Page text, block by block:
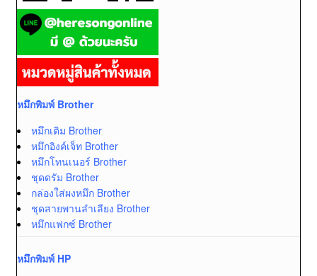
หมึกพิมพ์ Brother
หมึกเติม Brother
หมึกอิงค์เจ็ท Brother
หมึกโทนเนอร์ Brother
ชุดดรัม Brother
กล่องใส่ผงหมึก Brother
ชุดสายพานลำเลียง Brother
หมึกแฟกซ์ Brother
หมึกพิมพ์ HP